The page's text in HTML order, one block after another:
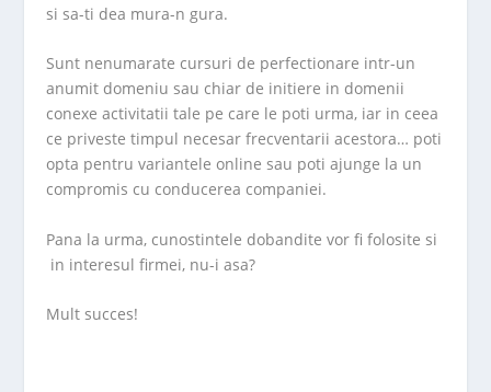
si sa-ti dea mura-n gura.
Sunt nenumarate cursuri de perfectionare intr-un
anumit domeniu sau chiar de initiere in domenii
conexe activitatii tale pe care le poti urma, iar in ceea
ce priveste timpul necesar frecventarii acestora… poti
opta pentru variantele online sau poti ajunge la un
compromis cu conducerea companiei.
Pana la urma, cunostintele dobandite vor fi folosite si
in interesul firmei, nu-i asa?
Mult succes!